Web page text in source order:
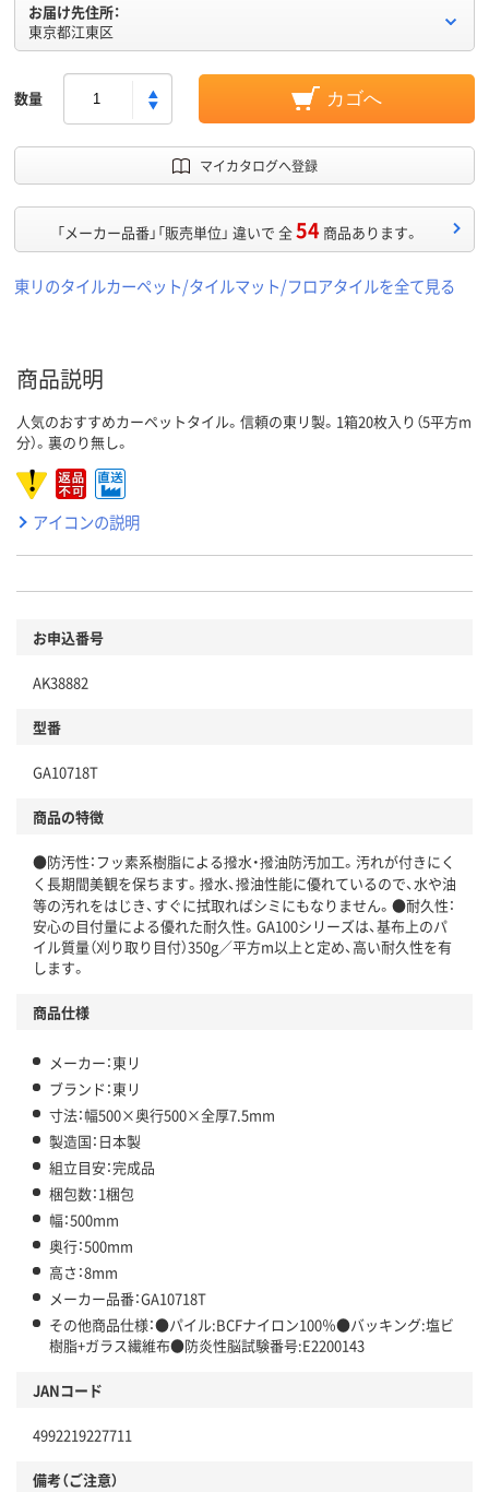
お届け先住所：
東京都江東区
数量 カゴへ
マイカタログへ登録
「メーカー品番」「販売単位」 違いで 全54 商品あります。
東リのタイルカーペット/タイルマット/フロアタイルを全て見る
商品説明
人気のおすすめカーペットタイル。信頼の東リ製。1箱20枚入り（5平方m
分）。裏のり無し。
アイコンの説明
お申込番号
AK38882
型番
GA10718T
商品の特徴
●防汚性：フッ素系樹脂による撥水・撥油防汚加工。汚れが付きにく
く長期間美観を保ちます。撥水、撥油性能に優れているので、水や油
等の汚れをはじき、すぐに拭取ればシミにもなりません。●耐久性：
安心の目付量による優れた耐久性。GA100シリーズは、基布上のパ
イル質量（刈り取り目付）350g／平方m以上と定め、高い耐久性を有
します。
商品仕様
メーカー：東リ
ブランド：東リ
寸法：幅500×奥行500×全厚7.5mm
製造国：日本製
組立目安：完成品
梱包数：1梱包
幅：500mm
奥行：500mm
高さ：8mm
メーカー品番：GA10718T
その他商品仕様：●パイル:BCFナイロン100％●バッキング:塩ビ
樹脂+ガラス繊維布●防炎性脳試験番号:E2200143
JANコード
4992219227711
備考（ご注意）